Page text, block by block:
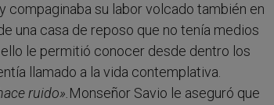
compaginaba su labor volcado también en
una casa de reposo que no tenía medios
le permitió conocer desde dentro los
llamado a la vida contemplativa.
ruido».Monseñor Savio le aseguró que